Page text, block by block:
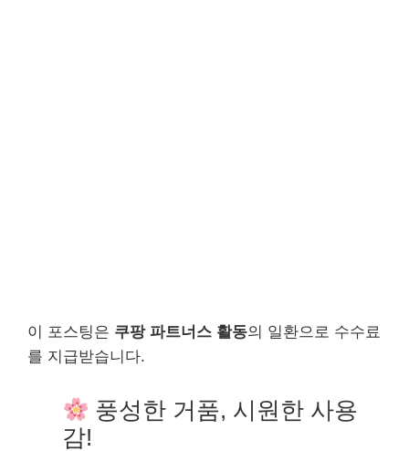
이 포스팅은 쿠팡 파트너스 활동의 일환으로 수수료
를 지급받습니다.
풍성한 거품, 시원한 사용
감!